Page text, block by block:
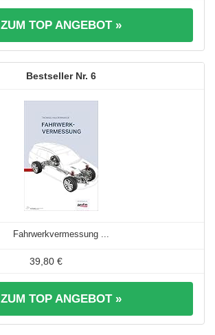
ZUM TOP ANGEBOT »
6
Fahrwerkvermessung ...
39,80 €
ZUM TOP ANGEBOT »